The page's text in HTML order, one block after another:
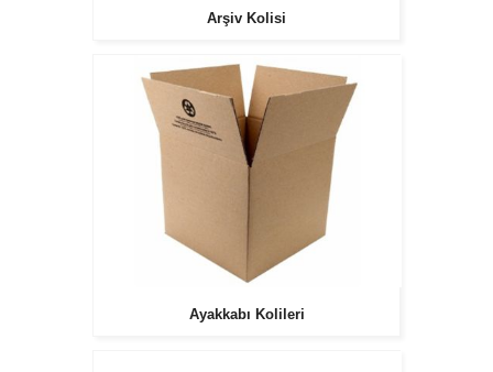
Arşiv Kolisi
Ayakkabı Kolileri